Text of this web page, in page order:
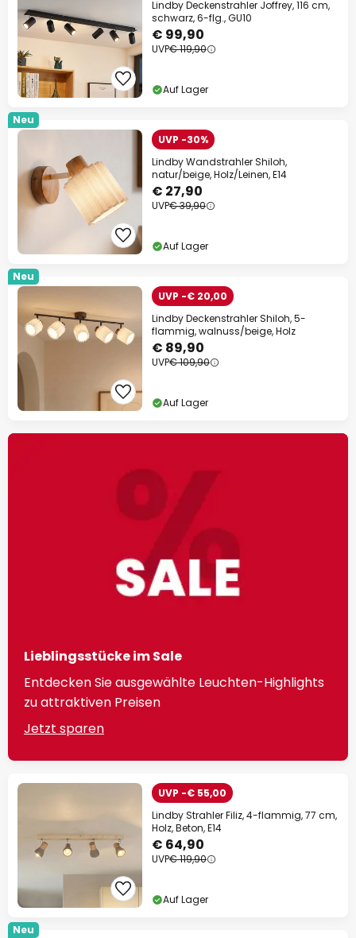
Lindby Deckenstrahler Joffrey, 116 cm,
schwarz, 6-flg., GU10
€ 99,90
UVP€ 119,90
Auf Lager
Neu
UVP -30%
Lindby Wandstrahler Shiloh,
natur/beige, Holz/Leinen, E14
€ 27,90
UVP€ 39,90
Auf Lager
Neu
UVP -€ 20,00
Lindby Deckenstrahler Shiloh, 5-
flammig, walnuss/beige, Holz
€ 89,90
UVP€ 109,90
Auf Lager
Lieblingsstücke im Sale
Entdecken Sie ausgewählte Leuchten-Highlights
zu attraktiven Preisen
Jetzt sparen
UVP -€ 55,00
Lindby Strahler Filiz, 4-flammig, 77 cm,
Holz, Beton, E14
€ 64,90
UVP€ 119,90
Auf Lager
Neu